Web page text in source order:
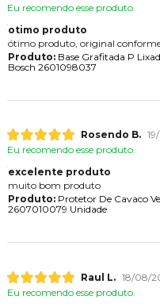
Eu recomendo esse produto.
otimo produto
ótimo produto, original
Produto:Base Grafitada P
Bosch 2601098037
Rosendo B.
Eu recomendo esse produto.
excelente produto
muito bom produto
Produto:Protetor De Cavaco
2607010079 Unidade
Raul L. 18/08/
Eu recomendo esse produto.